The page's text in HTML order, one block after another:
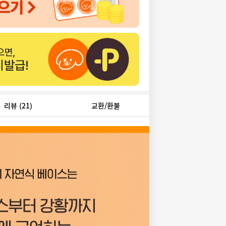
리뷰 (21) 교환/환불